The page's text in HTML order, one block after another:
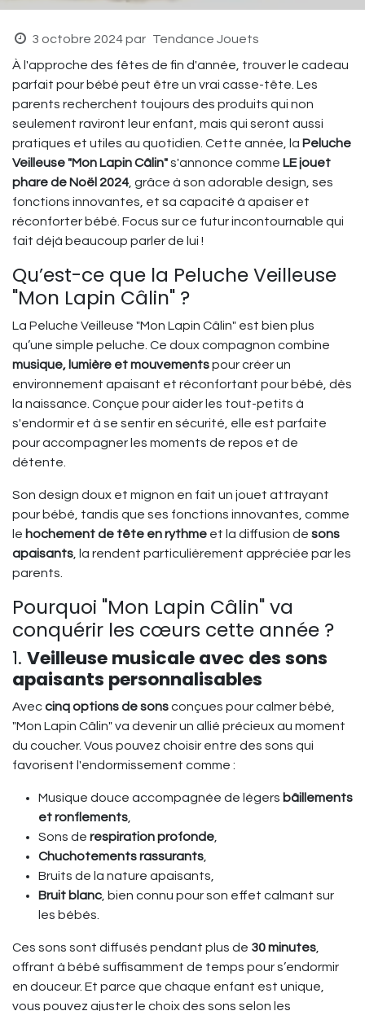
3 octobre 2024 par Tendance Jouets
À l'approche des fêtes de fin d'année, trouver le cadeau
parfait pour bébé peut être un vrai casse-tête. Les
parents recherchent toujours des produits qui non
seulement raviront leur enfant, mais qui seront aussi
pratiques et utiles au quotidien. Cette année, la Peluche
Veilleuse "Mon Lapin Câlin"s'annonce comme LE jouet
phare de Noël 2024, grâce à son adorable design, ses
fonctions innovantes, et sa capacité à apaiser et
réconforter bébé. Focus sur ce futur incontournable qui
fait déjà beaucoup parler de lui !
Qu’est-ce que la Peluche Veilleuse
"Mon Lapin Câlin" ?
La Peluche Veilleuse "Mon Lapin Câlin" est bien plus
qu’une simple peluche. Ce doux compagnon combine
musique, lumière et mouvementspour créer un
environnement apaisant et réconfortant pour bébé, dès
la naissance. Conçue pour aider les tout-petits à
s'endormir et à se sentir en sécurité, elle est parfaite
pour accompagner les moments de repos et de
détente.
Son design doux et mignon en fait un jouet attrayant
pour bébé, tandis que ses fonctions innovantes, comme
le hochement de tête en rythme et la diffusion de sons
apaisants, la rendent particulièrement appréciée par les
parents.
Pourquoi "Mon Lapin Câlin" va
conquérir les cœurs cette année ?
1. Veilleuse musicale avec des sons
apaisants personnalisables
Aveccinq options de sonsconçues pour calmer bébé,
"Mon Lapin Câlin" va devenir un allié précieux au moment
du coucher. Vous pouvez choisir entre des sons qui
favorisent l'endormissement comme :
Musique douce accompagnée de légers bâillements
et ronflements,
Sons de respiration profonde,
Chuchotements rassurants,
Bruits de la nature apaisants,
Bruit blanc, bien connu pour son effet calmant sur
les bébés.
Ces sons sont diffusés pendant plus de 30 minutes,
offrant à bébé suffisamment de temps pour s’endormir
en douceur. Et parce que chaque enfant est unique,
vous pouvez ajuster le choix des sons selon les